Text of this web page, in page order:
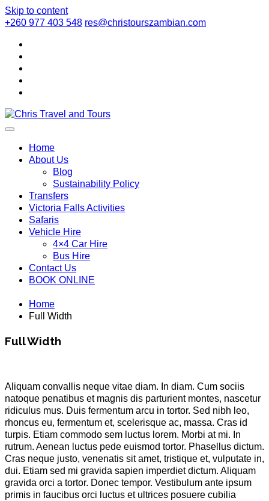
Skip to content
+260 977 403 548 res@christourszambian.com
Chris Travel
and Tours
discerning and the first-time travelers
Home
About Us
Blog
Sustainability Policy
Transfers
Victoria Falls Activities
Safaris
Vehicle Hire
4×4 Car Hire
Bus Hire
Contact Us
BOOK ONLINE
Home
Full Width
Full Width
Aliquam convallis neque vitae diam. In diam. Cum sociis
natoque penatibus et magnis dis parturient montes, nascetur
ridiculus mus. Duis fermentum arcu in tortor. Sed nibh leo,
rhoncus eu, fermentum et, scelerisque ac, massa. Cras id
turpis. Etiam commodo sem luctus lorem. Morbi at mi. In
rutrum. Aenean luctus pede euismod tortor. Phasellus dictum.
Cras neque justo, venenatis sit amet, tristique et, vulputate in,
dui. Etiam sed mi gravida sapien imperdiet dictum. Aliquam
gravida orci a tortor. Donec tempor. Vestibulum ante ipsum
primis in faucibus orci luctus et ultrices posuere cubilia